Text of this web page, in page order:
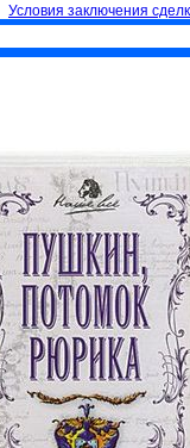
Условия заключения